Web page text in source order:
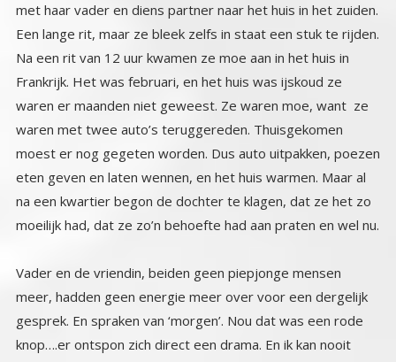
moeilijk had, dat ze zo’n behoefte had aan praten en wel nu.
Vader en de vriendin, beiden geen piepjonge mensen
meer, hadden geen energie meer over voor een dergelijk
gesprek. En spraken van ‘morgen’. Nou dat was een rode
knop….er ontspon zich direct een drama. En ik kan nooit
eens zeggen wat ik wil als ik er behoefte aan heb om te